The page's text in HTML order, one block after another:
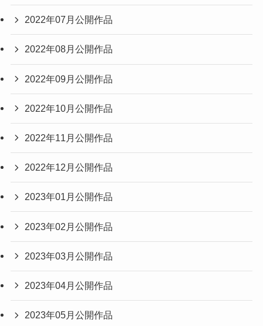
2022年07月公開作品
2022年08月公開作品
2022年09月公開作品
2022年10月公開作品
2022年11月公開作品
2022年12月公開作品
2023年01月公開作品
2023年02月公開作品
2023年03月公開作品
2023年04月公開作品
2023年05月公開作品